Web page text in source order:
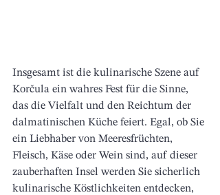
Insgesamt ist die kulinarische Szene auf
Korčula ein wahres Fest für die Sinne,
das die Vielfalt und den Reichtum der
dalmatinischen Küche feiert. Egal, ob Sie
ein Liebhaber von Meeresfrüchten,
Fleisch, Käse oder Wein sind, auf dieser
zauberhaften Insel werden Sie sicherlich
kulinarische Köstlichkeiten entdecken,